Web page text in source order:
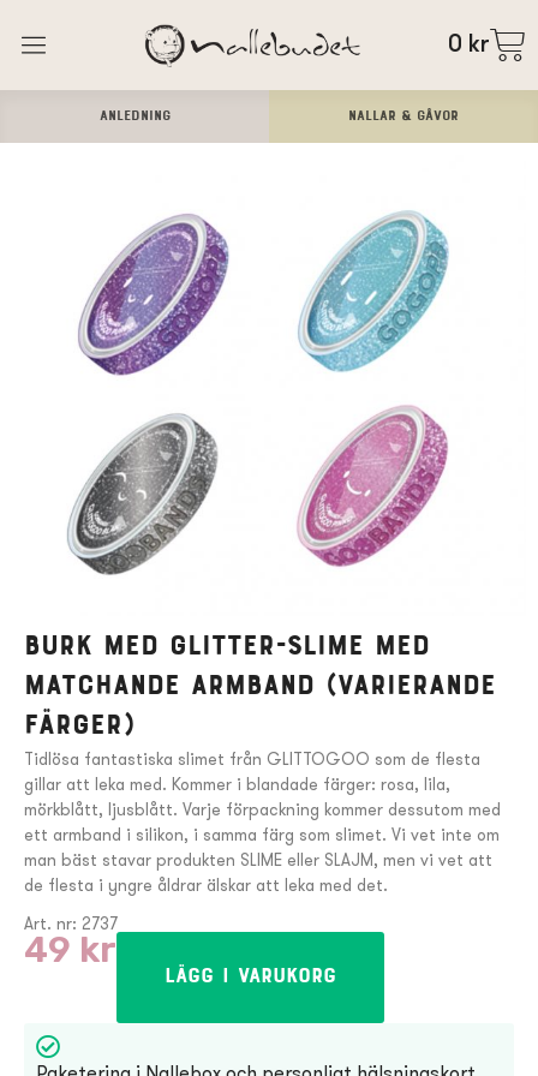
0 kr
ANLEDNING Nallar & Gåvor
Burk med Glitter-Slime med
matchande armband (varierande
färger)
Tidlösa fantastiska slimet från GLITTOGOO som de flesta
gillar att leka med. Kommer i blandade färger: rosa, lila,
mörkblått, ljusblått. Varje förpackning kommer dessutom med
ett armband i silikon, i samma färg som slimet. Vi vet inte om
man bäst stavar produkten SLIME eller SLAJM, men vi vet att
de flesta i yngre åldrar älskar att leka med det.
Art. nr: 2737
49 kr
Lägg i varukorg